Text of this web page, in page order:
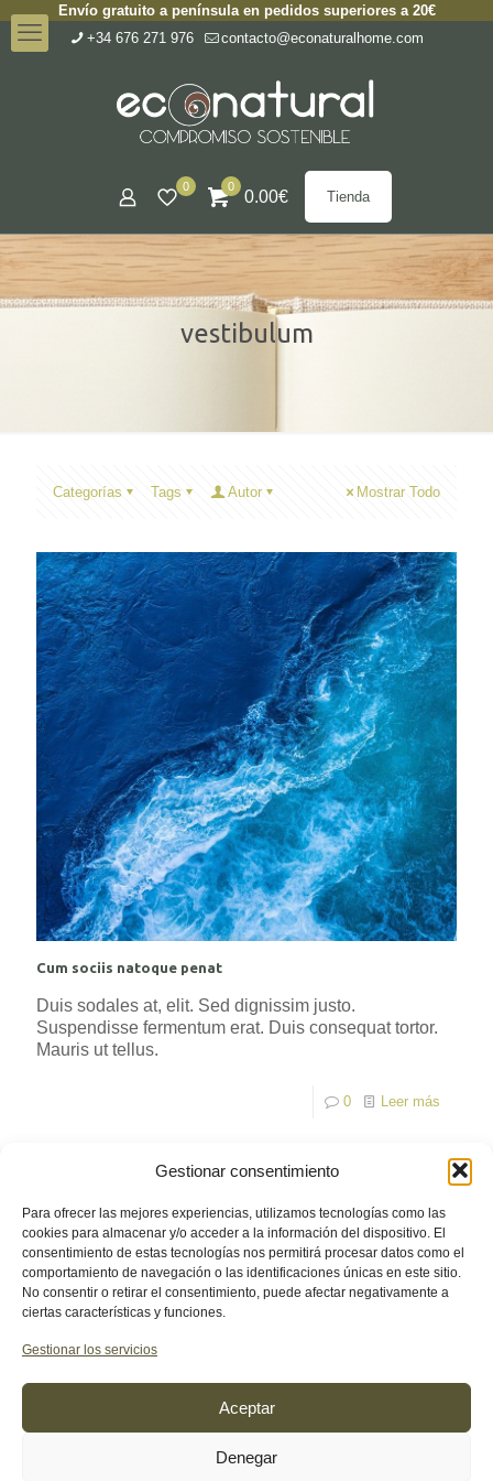
Gestionar consentimiento
Para ofrecer las mejores experiencias, utilizamos tecnologías como las
cookies para almacenar y/o acceder a la información del dispositivo. El
consentimiento de estas tecnologías nos permitirá procesar datos como el
comportamiento de navegación o las identificaciones únicas en este sitio.
No consentir o retirar el consentimiento, puede afectar negativamente a
ciertas características y funciones.
Gestionar los servicios
Aceptar
Denegar
Envío gratuito a península en pedidos superiores a 20€
+34 676 271 976
contacto@econaturalhome.com
0 0
0.00€ Tienda
vestibulum
Categorías Tags Autor Mostrar Todo
Cum sociis natoque penat
Duis sodales at, elit. Sed dignissim justo.
Suspendisse fermentum erat. Duis consequat tortor.
Mauris ut tellus.
0 Leer más
© 2026 econaturalhome.com. Todos los derechos
reservados.
Web diseñada por
Generation (EU)